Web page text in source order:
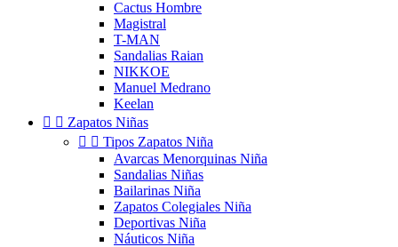
Cactus Hombre
Magistral
T-MAN
Sandalias Raian
NIKKOE
Manuel Medrano
Keelan
  Zapatos Niñas
  Tipos Zapatos Niña
Avarcas Menorquinas Niña
Sandalias Niñas
Bailarinas Niña
Zapatos Colegiales Niña
Deportivas Niña
Náuticos Niña